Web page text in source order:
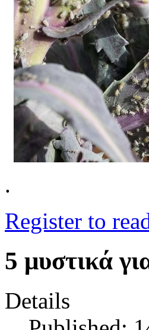
.
Register to
5 μυστικά
Details